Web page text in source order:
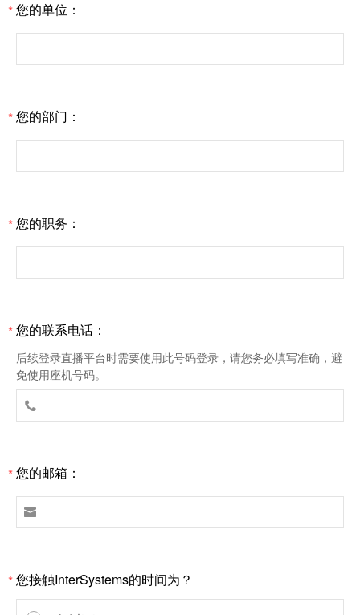
*您的单位：
*您的部门：
*您的职务：
*您的联系电话：
后续登录直播平台时需要使用此号码登录，请您务必填写准确，避
免使用座机号码。

*您的邮箱：

*您接触InterSystems的时间为？